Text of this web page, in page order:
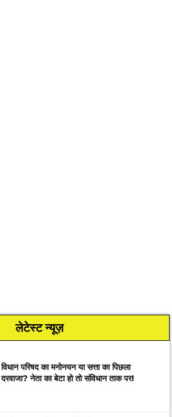
लेटेस्ट न्यूज़
विधान परिषद का मनोनयन या सत्ता का पिछला
दरवाजा? नेता का बेटा हो तो संविधान ताक पर!